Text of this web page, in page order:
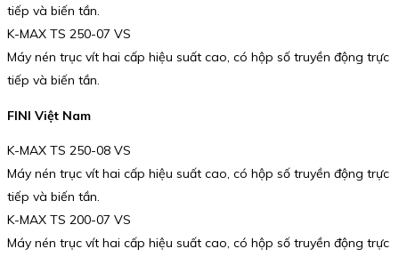
tiếp và biến tần.
K-MAX TS 250-07 VS
Máy nén trục vít hai cấp hiệu suất cao, có hộp số truyền động trực
tiếp và biến tần.
FINI Việt Nam
K-MAX TS 250-08 VS
Máy nén trục vít hai cấp hiệu suất cao, có hộp số truyền động trực
tiếp và biến tần.
K-MAX TS 200-07 VS
Máy nén trục vít hai cấp hiệu suất cao, có hộp số truyền động trực